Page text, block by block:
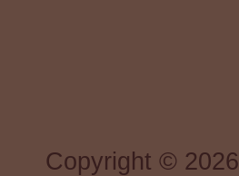
Copyright © 2026